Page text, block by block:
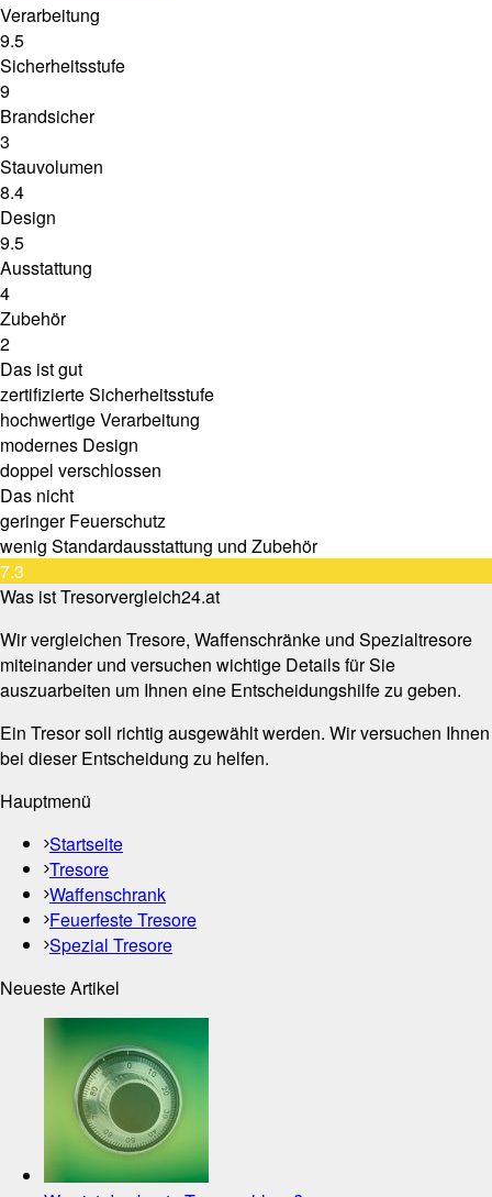
Verarbeitung
9.5
Sicherheitsstufe
9
Brandsicher
3
Stauvolumen
8.4
Design
9.5
Ausstattung
4
Zubehör
2
Das ist gut
zertifizierte Sicherheitsstufe
hochwertige Verarbeitung
modernes Design
doppel verschlossen
Das nicht
geringer Feuerschutz
wenig Standardausstattung und Zubehör
7.3
Was ist Tresorvergleich24.at
Wir vergleichen Tresore, Waffenschränke und Spezialtresore
miteinander und versuchen wichtige Details für Sie
auszuarbeiten um Ihnen eine Entscheidungshilfe zu geben.
Ein Tresor soll richtig ausgewählt werden. Wir versuchen Ihnen
bei dieser Entscheidung zu helfen.
Hauptmenü
Startseite
Tresore
Waffenschrank
Feuerfeste Tresore
Spezial Tresore
Neueste Artikel